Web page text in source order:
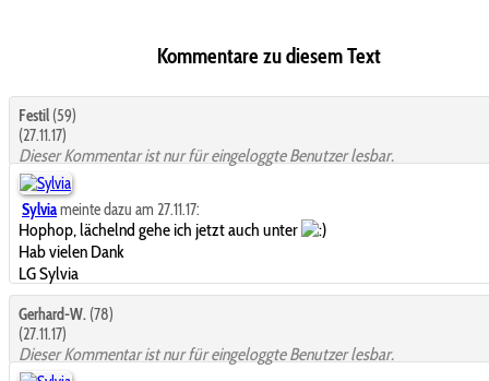
Kommentare zu diesem Text
Festil (59)
(27.11.17)
Dieser Kommentar ist nur für eingeloggte Benutzer lesbar.
Sylviameinte dazu am 27.11.17:
Hophop, lächelnd gehe ich jetzt auch unter
Hab vielen Dank
LG Sylvia
Gerhard-W. (78)
(27.11.17)
Dieser Kommentar ist nur für eingeloggte Benutzer lesbar.